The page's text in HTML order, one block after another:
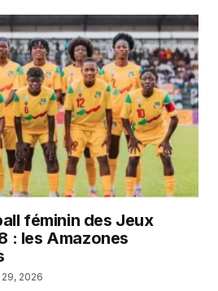
féminin des Jeux
: les Amazones
29, 2026